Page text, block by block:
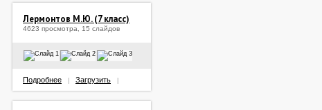
Лермонтов М.Ю. (7 класс)
4623 просмотра, 15 слайдов
Подробнее Загрузить